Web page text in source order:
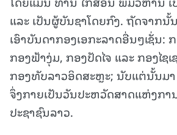
ແລະ ເປັນຜູ້ບັນຊາໂດຍກົງ. ຖັດຈາກນັ້
ເອົາບັນດາກອງເອກະລາດອື່ນໆເຊັ່ນ:
ກອງຟ້າງຸ່ມ, ກອງປັດໄຈ ແລະ ກອງໄຊເ
ກອງທັບລາວອິດສະຫຼະ; ນັບແຕ່ນັ້ນມ
ຈຶ່ງກາຍເປັນວັນປະຫວັດສາດແຫ່ງກ
ປະຊາຊົນລາວ.